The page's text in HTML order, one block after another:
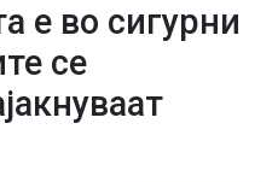
e во сигурни
се